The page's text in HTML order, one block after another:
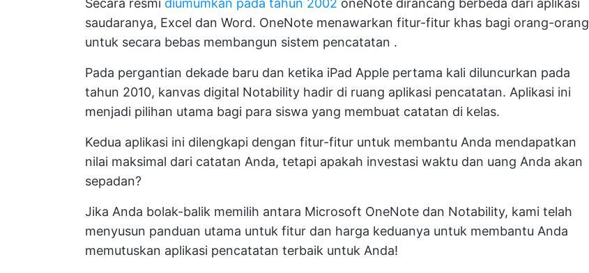
Secara resmi diumumkan pada tahun 2002 oneNote dirancang berbeda dari aplikasi
saudaranya, Excel dan Word. OneNote menawarkan fitur-fitur khas bagi orang-orang
untuk secara bebas membangun sistem pencatatan .
Pada pergantian dekade baru dan ketika iPad Apple pertama kali diluncurkan pada
tahun 2010, kanvas digital Notability hadir di ruang aplikasi pencatatan. Aplikasi ini
menjadi pilihan utama bagi para siswa yang membuat catatan di kelas.
Kedua aplikasi ini dilengkapi dengan fitur-fitur untuk membantu Anda mendapatkan
nilai maksimal dari catatan Anda, tetapi apakah investasi waktu dan uang Anda akan
sepadan?
Jika Anda bolak-balik memilih antara Microsoft OneNote dan Notability, kami telah
menyusun panduan utama untuk fitur dan harga keduanya untuk membantu Anda
memutuskan aplikasi pencatatan terbaik untuk Anda!